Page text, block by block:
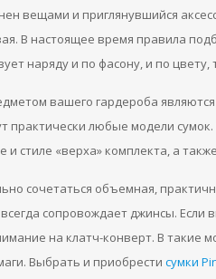
вещами и приглянувшийся
В настоящее время правила
наряду и по фасону, и по
вашего гардероба
практически любые модели
и стиле «верха» комплекта, а
сочетаться объемная,
сопровождает джинсы.
на клатч-конверт. В
Выбрать и приобрести сумки